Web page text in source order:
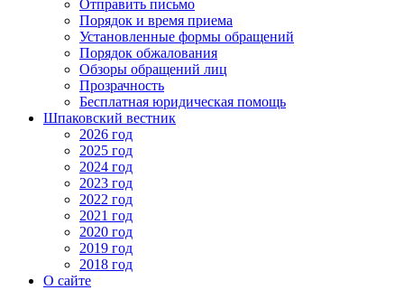
Отправить письмо
Порядок и время приема
Установленные формы обращений
Порядок обжалования
Обзоры обращений лиц
Прозрачность
Бесплатная юридическая помощь
Шпаковский вестник
2026 год
2025 год
2024 год
2023 год
2022 год
2021 год
2020 год
2019 год
2018 год
О сайте